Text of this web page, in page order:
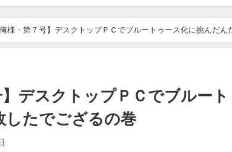
俺様・第７号】デスクトップＰＣでブルートゥース化に挑んだん
】デスクトップＰＣでブルー
したでござるの巻